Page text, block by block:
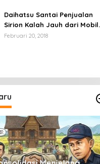
Daihatsu Santai Penjualan
Sirion Kalah Jauh dari Mobil
LCGC
Februari 20, 2018